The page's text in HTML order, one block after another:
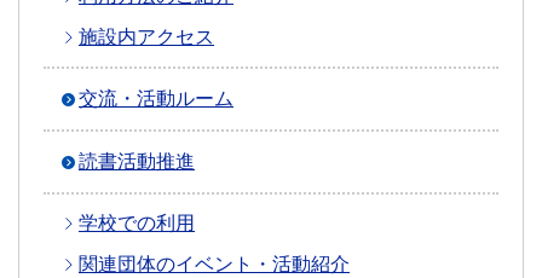
施設内アクセス
交流・活動ルーム
読書活動推進
学校での利用
関連団体のイベント・活動紹介